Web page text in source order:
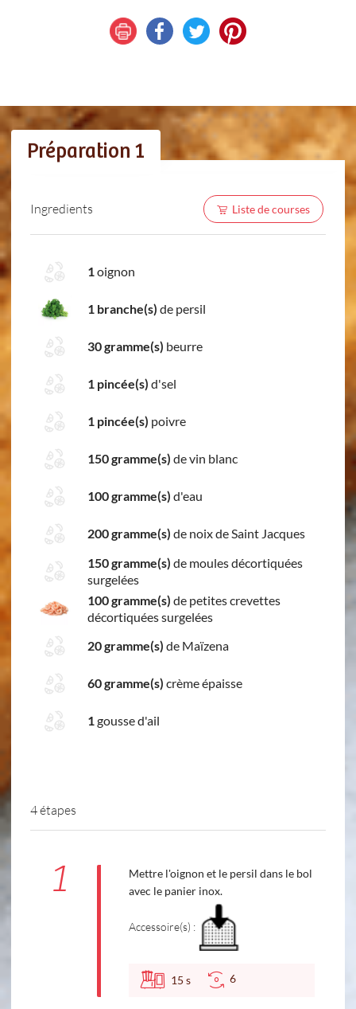
Préparation 1
Ingredients Liste de courses
1oignon
1 branche(s) de persil
30 gramme(s) beurre
1 pincée(s) d'sel
1 pincée(s) poivre
150 gramme(s) de vin blanc
100 gramme(s) d'eau
200 gramme(s) de noix de Saint Jacques
150 gramme(s) de moules décortiquées
surgelées
100 gramme(s) de petites crevettes
décortiquées surgelées
20 gramme(s) de Maïzena
60 gramme(s) crème épaisse
1gousse d'ail
4 étapes
1
Mettre l'oignon et le persil dans le bol
avec le panier inox.
Accessoire(s) :
15 s 6